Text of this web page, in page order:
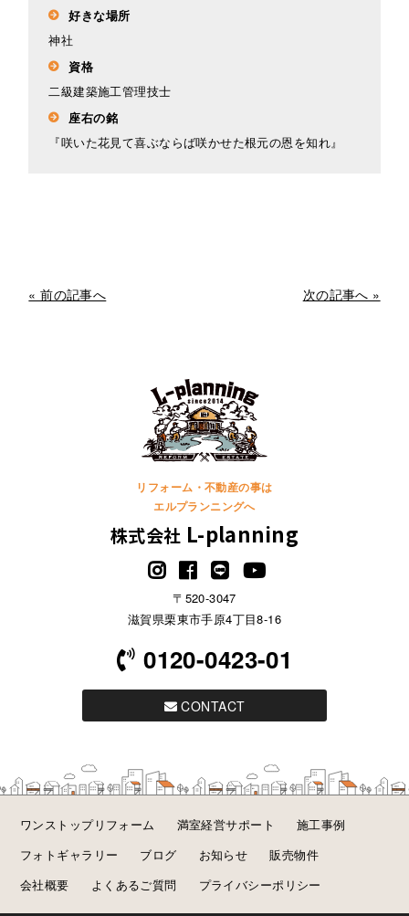
好きな場所
神社
資格
二級建築施工管理技士
座右の銘
『咲いた花見て喜ぶならば咲かせた根元の恩を知れ』
« 前の記事へ 次の記事へ »
リフォーム・不動産の事は
エルプランニングへ
株式会社 L-planning
〒520-3047
滋賀県栗東市手原4丁目8-16
0120-0423-01
CONTACT
ワンストップリフォーム 満室経営サポート
施工事例
フォトギャラリー
ブログ お知らせ
販売物件
会社概要
よくあるご質問 プライバシーポリシー